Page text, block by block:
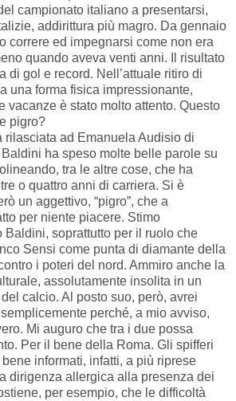
campionato italiano a presentarsi,
addirittura più magro. Da gennaio
correre ed impegnarsi come non era
quando aveva venti anni. Il risultato
di gol e record. Nell’attuale ritiro di
una forma fisica impressionante,
vacanze è stato molto attento. Questo
pigro?
rilasciata ad Emanuela Audisio di
ha speso molte belle parole su
tra le altre cose, che ha
o quattro anni di carriera. Si è
un aggettivo, “pigro”, che a
per niente piacere. Stimo
Baldini, soprattutto per il ruolo che
Sensi come punta di diamante della
i poteri del nord. Ammiro anche la
assolutamente insolita in un
calcio. Al posto suo, però, avrei
perché, a mio avviso,
Mi auguro che tra i due possa
Per il bene della Roma. Gli spifferi
informati, infatti, a più riprese
dirigenza allergica alla presenza dei
per esempio, che le difficoltà